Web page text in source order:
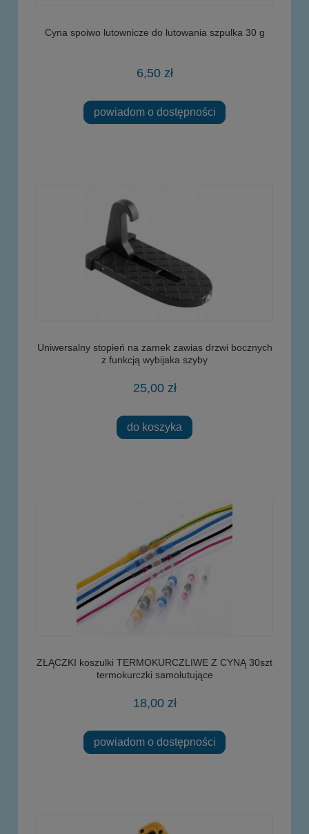
Cyna spoiwo lutownicze do lutowania szpulka 30 g
6,50 zł
powiadom o dostępności
Uniwersalny stopień na zamek zawias drzwi bocznych
z funkcją wybijaka szyby
25,00 zł
do koszyka
ZŁĄCZKI koszulki TERMOKURCZLIWE Z CYNĄ 30szt
termokurczki samolutujące
18,00 zł
powiadom o dostępności